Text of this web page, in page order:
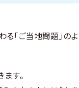
「ご当地問題」のよ
す。